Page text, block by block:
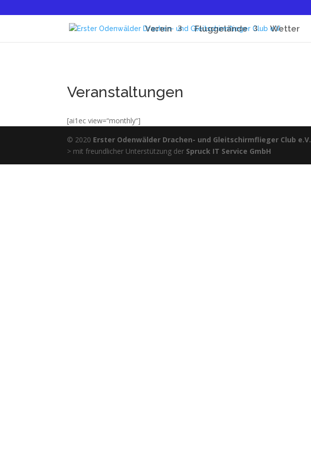
Verein Fluggelände Wetter
Veranstaltungen
[ai1ec view=“monthly“]
© 2020 Erster Odenwälder Drachen- und Gleitschirmflieger Club e.V.
> mit freundlicher Unterstützung der Spruck IT Service GmbH